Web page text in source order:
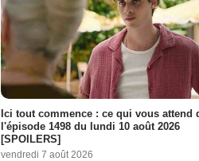
Ici tout commence : ce qui vous attend
l'épisode 1498 du lundi 10 août 2026
[SPOILERS]
vendredi 7 août 2026